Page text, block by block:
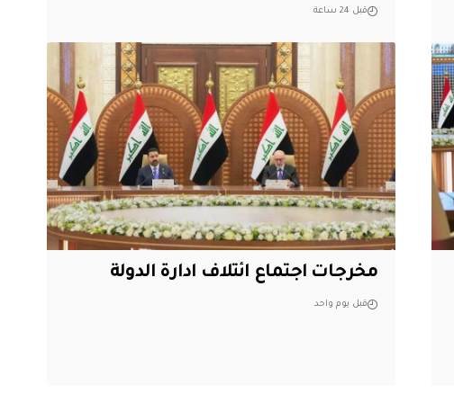
قبل 24 ساعة
مخرجات اجتماع ائتلاف ادارة الدولة
قبل يوم واحد